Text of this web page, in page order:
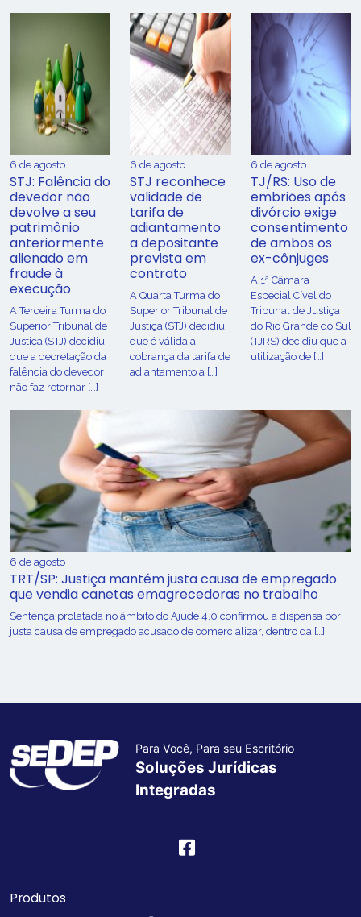
6 de agosto
STJ: Falência do
devedor não
devolve a seu
patrimônio
anteriormente
alienado em
fraude à
execução
A Terceira Turma do
Superior Tribunal de
Justiça (STJ) decidiu
que a decretação da
falência do devedor
não faz retornar […]
6 de agosto
STJ reconhece
validade de
tarifa de
adiantamento
a depositante
prevista em
contrato
A Quarta Turma do
Superior Tribunal de
Justiça (STJ) decidiu
que é válida a
cobrança da tarifa de
adiantamento a […]
6 de agosto
TJ/RS: Uso de
embriões após
divórcio exige
consentimento
de ambos os
ex-cônjuges
A 1ª Câmara
Especial Cível do
Tribunal de Justiça
do Rio Grande do Sul
(TJRS) decidiu que a
utilização de […]
6 de agosto
TRT/SP: Justiça mantém justa causa de empregado
que vendia canetas emagrecedoras no trabalho
Sentença prolatada no âmbito do Ajude 4.0 confirmou a dispensa por
justa causa de empregado acusado de comercializar, dentro da […]
Para Você, Para seu Escritório
Soluções Jurídicas
Integradas
Produtos